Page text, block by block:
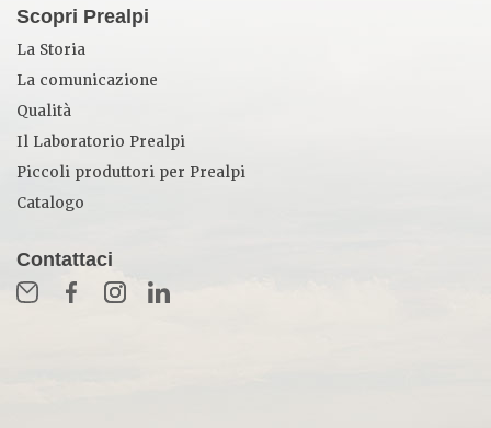
Scopri Prealpi
La Storia
La comunicazione
Qualità
Il Laboratorio Prealpi
Piccoli produttori per Prealpi
Catalogo
Contattaci